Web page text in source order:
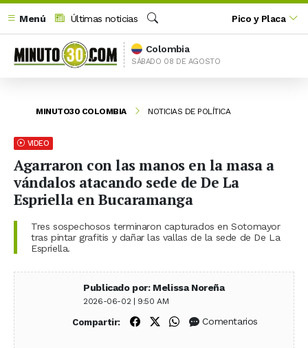
Menú
Últimas noticias
Buscar
Pico y Placa
Colombia
SÁBADO 08 DE AGOSTO
MINUTO30 COLOMBIA NOTICIAS DE POLÍTICA
VIDEO
Agarraron con las manos en la masa a
vándalos atacando sede de De La
Espriella en Bucaramanga
Tres sospechosos terminaron capturados en Sotomayor
tras pintar grafitis y dañar las vallas de la sede de De La
Espriella.
Publicado por: Melissa Noreña
2026-06-02 | 9:50 AM
Compartir: Compartir en Facebook
Compartir en X (Twitter)
Compartir en WhatsApp
Comentarios